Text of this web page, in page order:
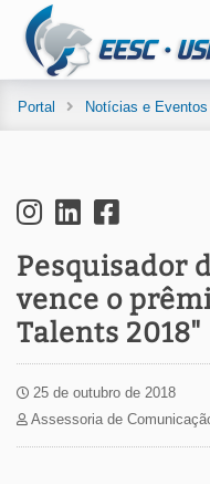
Portal Notícias e Eventos
Pesquisador
vence o
Talents 2018"
25 de outubro de 2018
Assessoria de